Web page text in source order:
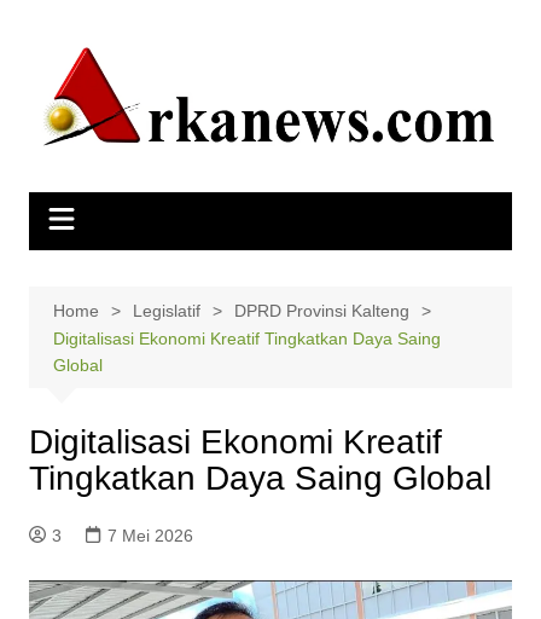
Home Legislatif
DPRD Provinsi Kalteng
Digitalisasi Ekonomi Kreatif Tingkatkan Daya Saing
Global
Digitalisasi Ekonomi Kreatif
Tingkatkan Daya Saing Global
3 7 Mei 2026